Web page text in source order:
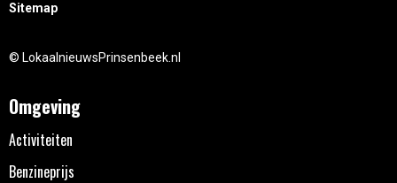
Sitemap
© LokaalnieuwsPrinsenbeek.nl
Omgeving
Activiteiten
Benzineprijs